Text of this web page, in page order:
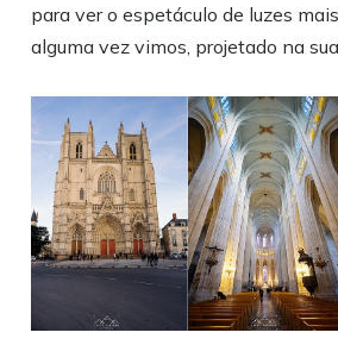
para ver o espetáculo de luzes
alguma vez vimos, projetado na